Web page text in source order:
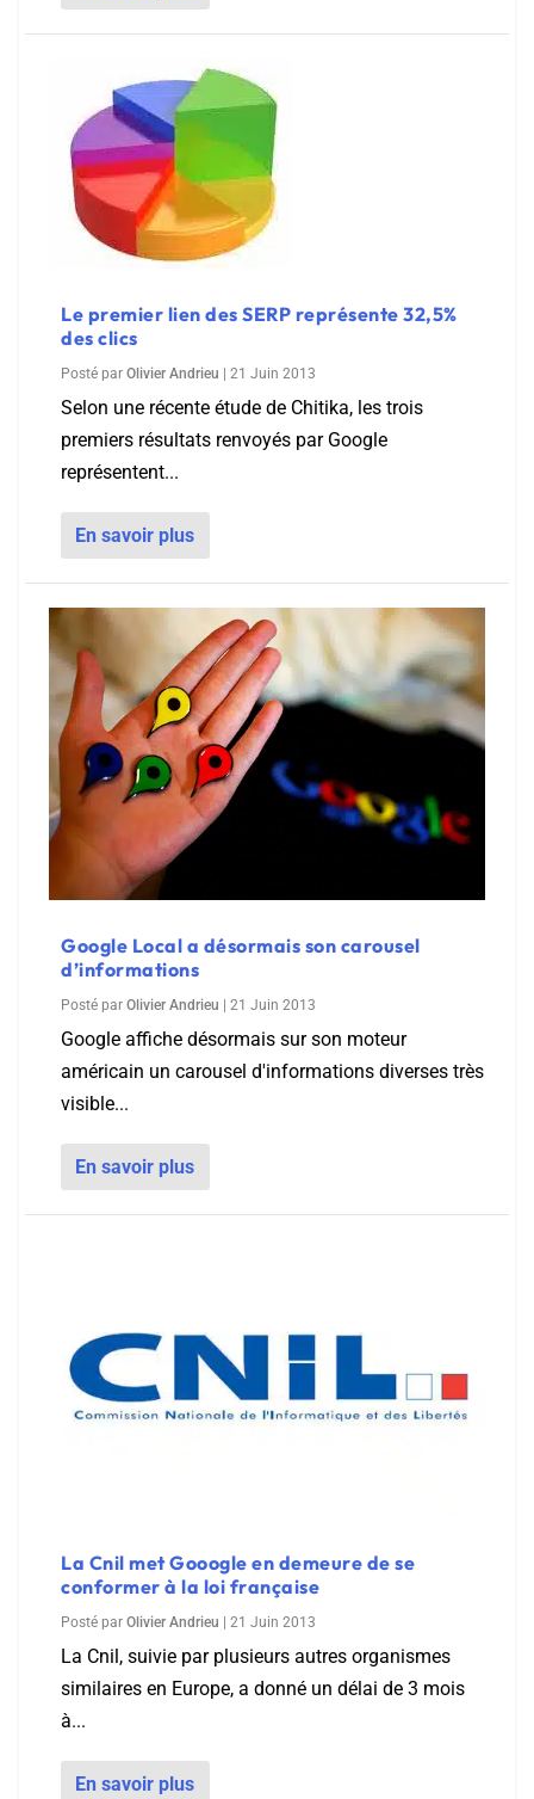
Le premier lien des SERP représente 32,5%
des clics
Posté par Olivier Andrieu 21 Juin 2013
Selon une récente étude de Chitika, les trois
premiers résultats renvoyés par Google
représentent...
En savoir plus
Google Local a désormais son carousel
d’informations
Posté par Olivier Andrieu 21 Juin 2013
Google affiche désormais sur son moteur
américain un carousel d'informations diverses très
visible...
En savoir plus
La Cnil met Gooogle en demeure de se
conformer à la loi française
Posté par Olivier Andrieu 21 Juin 2013
La Cnil, suivie par plusieurs autres organismes
similaires en Europe, a donné un délai de 3 mois
à...
En savoir plus